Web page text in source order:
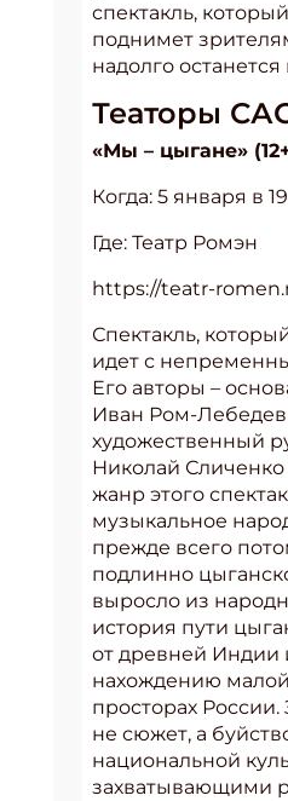
спектакль,
поднимет
надолго
Театоры
«Мы – цыгане»
Когда: 5 января в
Где: Театр Ромэн
https://teatr-
Спектакль,
идет с
Его авторы –
Иван Ром-
художественный
Николай
жанр этого
музыкальное
прежде всего
подлинно
выросло из
история пути
от древней Индии
нахождению
просторах России.
не сюжет, а
национальной
захватывающими